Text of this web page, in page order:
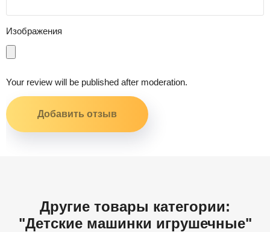
Изображения
Your review will be published after moderation.
Другие товары категории:
"Детские машинки игрушечные"